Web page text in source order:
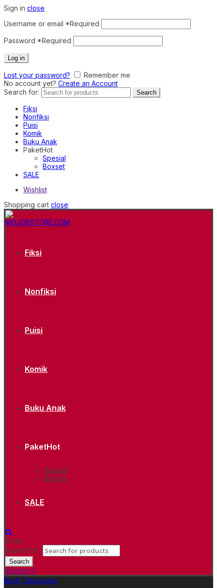
Sign in close
Username or email *Required
Password *Required
Log in
Lost your password?
Remember me
No account yet? Create an Account
Search for:
Search
Fiksi
Nonfiksi
Puisi
Komik
Buku Anak
PaketHot
Spesial
Boxset
SALE
Wishlist
Shopping cart close
Fiksi
Nonfiksi
Puisi
Komik
Buku Anak
PaketHot
Spesial
Boxset
SALE
close
Search for:
Search
Wishlist 0
Back Categories